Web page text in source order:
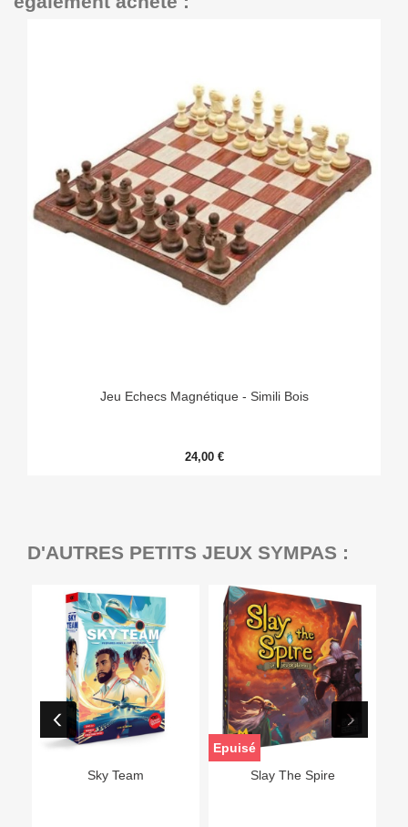
Jeu Echecs Magnétique - Simili Bois
24,00 €
D'AUTRES PETITS JEUX SYMPAS :
Sky Team Slay The Spire
Epuisé